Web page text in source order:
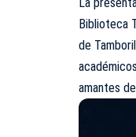
Biblioteca
de
amantes